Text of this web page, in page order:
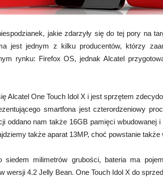
jakie zdarzyły się do tej pory na
jest jednym z kilku producentów, którzy
rynku: Firefox OS, jednak Alcatel
Alcatel One Touch Idol X i jest sprzętem
smartfona jest czterordzeniowy
oddano nam także 16GB pamięci wbudowanej
także aparat 13MP, choć powstanie także
siedem milimetrów grubości, bateria ma
wersji 4.2 Jelly Bean. One Touch Idol X do